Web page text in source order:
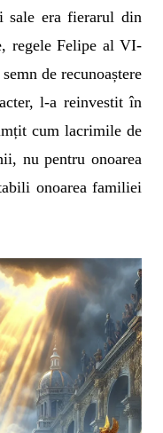
sale era fierarul din
regele Felipe al VI-
de recunoaștere
l-a reinvestit în
cum lacrimile de
nu pentru onoarea
onoarea familiei